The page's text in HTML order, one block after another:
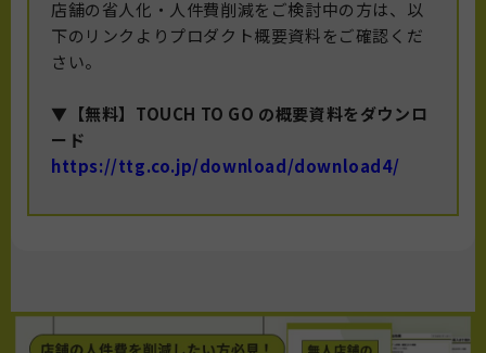
店舗の省人化・人件費削減をご検討中の方は、以
下のリンクよりプロダクト概要資料をご確認くだ
さい。
▼【無料】TOUCH TO GO の概要資料をダウンロ
ード
https://ttg.co.jp/download/download4/